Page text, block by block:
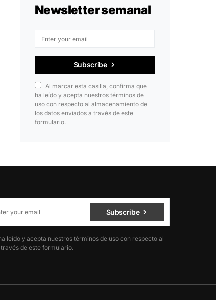
Newsletter semanal
Subscribe
Al marcar esta casilla, confirma que
ha leído y acepta nuestros términos de
uso con respecto al almacenamiento de
los datos enviados a través de este
formulario.
Subscribe
leído y acepta nuestros términos de uso con respecto al
de este formulario.